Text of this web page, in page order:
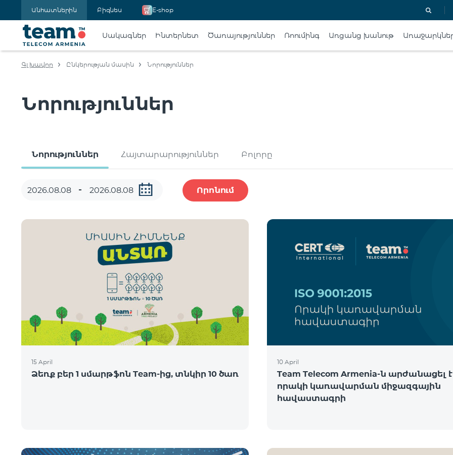
Անհատներին Բիզնես E-shop
Սակագներ Ինտերնետ Ծառայություններ Ռոումինգ Առցանց խանութ
Գլխավոր Ընկերության մասին Նորություններ
Նորություններ
Նորություններ Հայտարարություններ Բոլորը
Որոնում
15 April
Ձեռք բեր 1 սմարթֆոն Team-ից, տնկիր 10 ծառ
10 April
Team Telecom Armenia-ն արժանացել է
որակի կառավարման միջազգային
հավաստագրի